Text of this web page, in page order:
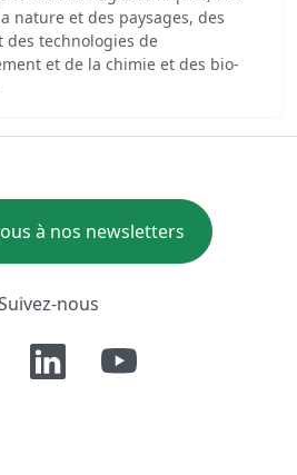
nature et des paysages, des
des technologies de
et de la chimie et des bio-
à nos newsletters
nous